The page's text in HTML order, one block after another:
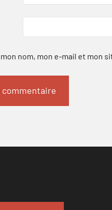
nom, mon e-mail et mon